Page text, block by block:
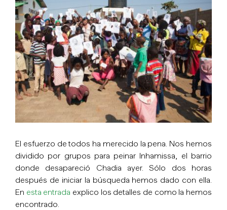
imagen
más
grande
El esfuerzo de todos ha merecido la pena. Nos hemos
dividido por grupos para peinar Inhamissa, el barrio
donde desapareció Chadia ayer. Sólo dos horas
después de iniciar la búsqueda hemos dado con ella.
En esta entrada explico los detalles de como la hemos
encontrado.